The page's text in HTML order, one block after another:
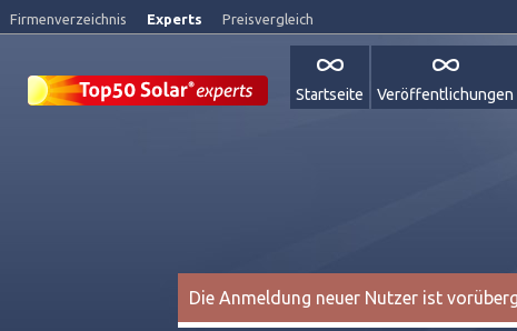
Firmenverzeichnis Experts Preisvergleich
Startseite Veröffentlichungen
Die Anmeldung neuer Nutzer ist